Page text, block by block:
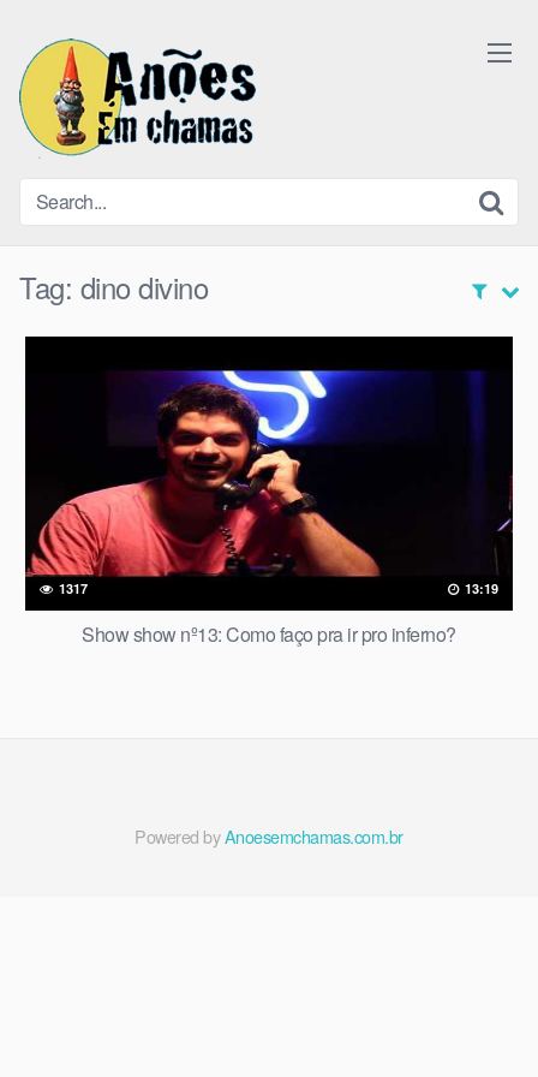
content
Tag: dino divino
1317 13:19
Show show nº13: Como faço pra ir pro inferno?
Powered byAnoesemchamas.com.br